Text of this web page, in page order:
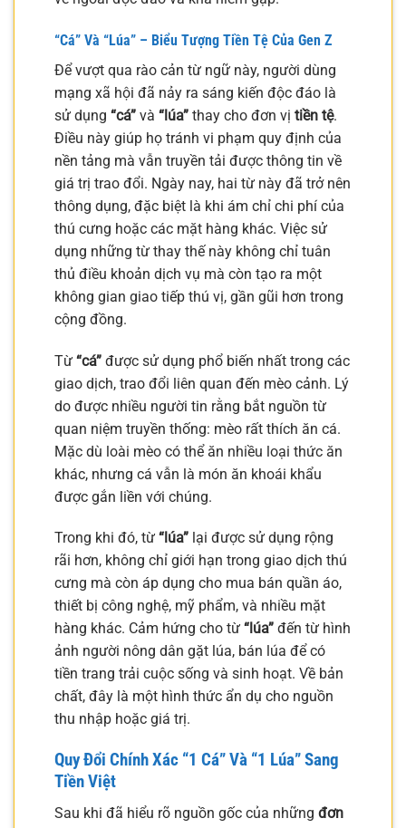
“Cá” Và “Lúa” – Biểu Tượng Tiền Tệ Của Gen Z
Để vượt qua rào cản từ ngữ này, người dùng
mạng xã hội đã nảy ra sáng kiến độc đáo là
sử dụng “cá” và “lúa” thay cho đơn vị tiền tệ.
Điều này giúp họ tránh vi phạm quy định của
nền tảng mà vẫn truyền tải được thông tin về
giá trị trao đổi. Ngày nay, hai từ này đã trở nên
thông dụng, đặc biệt là khi ám chỉ chi phí của
thú cưng hoặc các mặt hàng khác. Việc sử
dụng những từ thay thế này không chỉ tuân
thủ điều khoản dịch vụ mà còn tạo ra một
không gian giao tiếp thú vị, gần gũi hơn trong
cộng đồng.
Từ “cá” được sử dụng phổ biến nhất trong các
giao dịch, trao đổi liên quan đến mèo cảnh. Lý
do được nhiều người tin rằng bắt nguồn từ
quan niệm truyền thống: mèo rất thích ăn cá.
Mặc dù loài mèo có thể ăn nhiều loại thức ăn
khác, nhưng cá vẫn là món ăn khoái khẩu
được gắn liền với chúng.
Trong khi đó, từ “lúa” lại được sử dụng rộng
rãi hơn, không chỉ giới hạn trong giao dịch thú
cưng mà còn áp dụng cho mua bán quần áo,
thiết bị công nghệ, mỹ phẩm, và nhiều mặt
hàng khác. Cảm hứng cho từ “lúa” đến từ hình
ảnh người nông dân gặt lúa, bán lúa để có
tiền trang trải cuộc sống và sinh hoạt. Về bản
chất, đây là một hình thức ẩn dụ cho nguồn
thu nhập hoặc giá trị.
Quy Đổi Chính Xác “1 Cá” Và “1 Lúa” Sang
Tiền Việt
Sau khi đã hiểu rõ nguồn gốc của những đơn